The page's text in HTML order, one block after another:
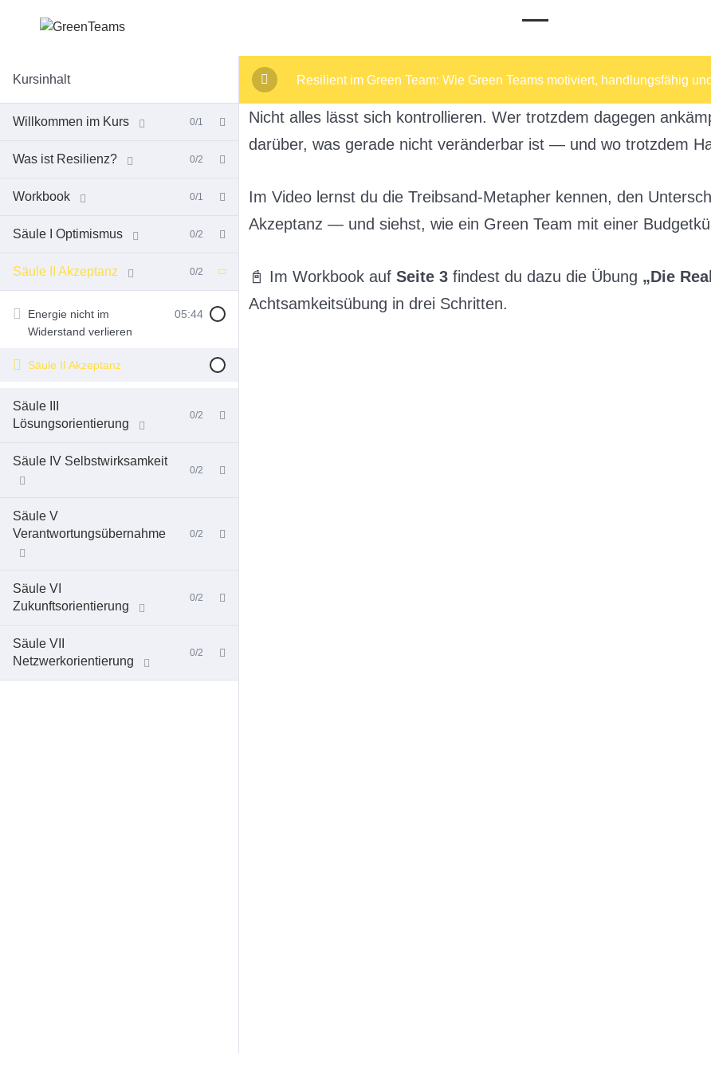
Kursinhalt
Willkommen im Kurs 0/1
Was ist Resilienz? 0/2
Workbook 0/1
Säule I Optimismus 0/2
Säule II Akzeptanz 0/2
Energie nicht im
Widerstand verlieren
05:44
Säule II Akzeptanz
Säule III
Lösungsorientierung
0/2
Säule IV Selbstwirksamkeit
0/2
Säule V
Verantwortungsübernahme
0/2
Säule VI
Zukunftsorientierung
0/2
Säule VII
Netzwerkorientierung
0/2
Resilient im Green Team: Wie Green Teams motiviert, handlungsfähig
Nicht alles lässt sich kontrollieren. Wer trotzdem dagegen
darüber, was gerade nicht veränderbar ist — und wo trotzdem
Im Video lernst du die Treibsand-Metapher kennen, den
Akzeptanz — und siehst, wie ein Green Team mit einer
📓 Im Workbook auf Seite 3 findest du dazu die Übung „Die
Achtsamkeitsübung in drei Schritten.